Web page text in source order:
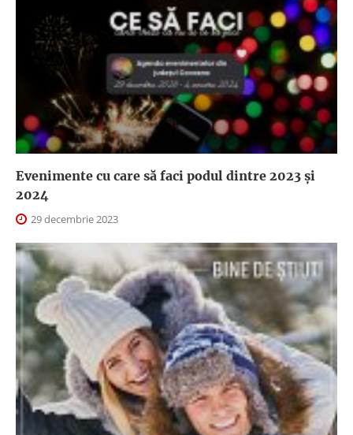
Evenimente cu care să faci podul dintre 2023 și
2024
29 decembrie 2023